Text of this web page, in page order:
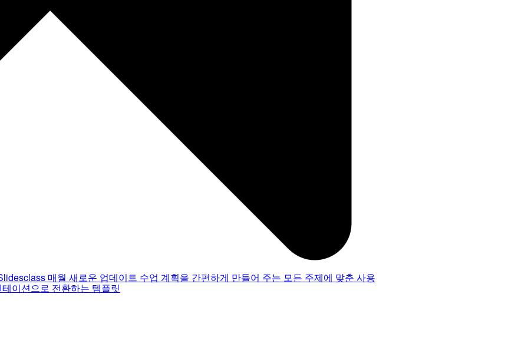
매월 새로운 업데이트 수업 계획을 간편하게 만들어 주는 모든 주제에 맞춘 사용
이션으로 전환하는 템플릿